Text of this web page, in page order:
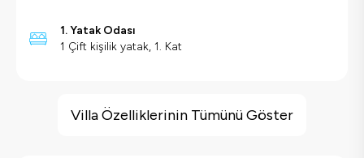
1. Yatak Odası
1 Çift kişilik yatak, 1. Kat
BarbeküVilla Özelliklerinin Tümünü Göster